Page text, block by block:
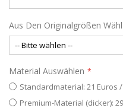
Aus Den Originalgrößen
Material Auswählen
Standardmaterial: 21 Euros
Premium-Material (dicker):